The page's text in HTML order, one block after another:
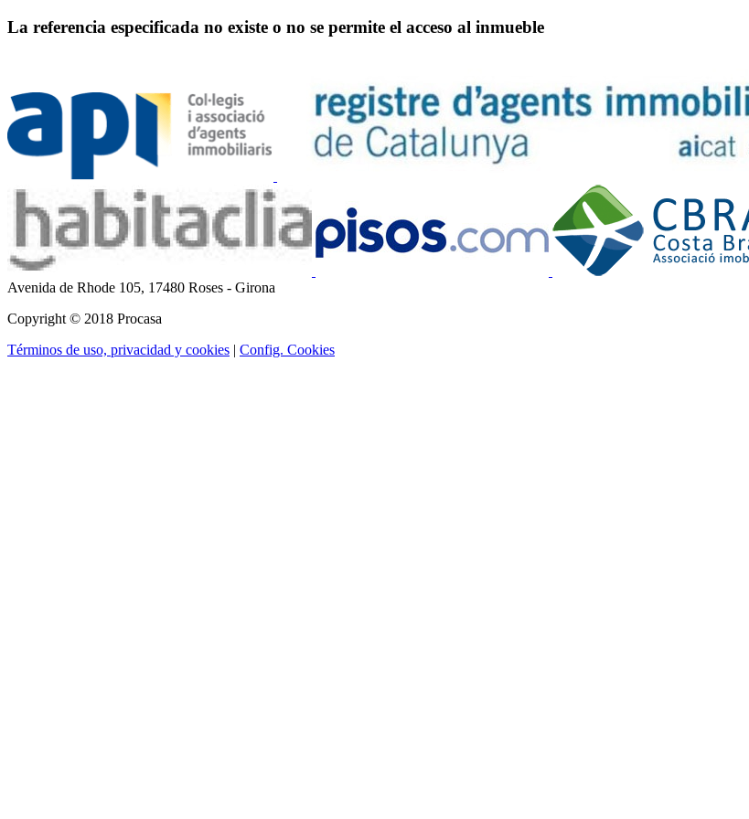
La referencia especificada no existe o no se permite el acceso al inmueble
Avenida de Rhode 105, 17480 Roses - Girona
Copyright © 2018 Procasa
Términos de uso, privacidad y cookies | Config. Cookies